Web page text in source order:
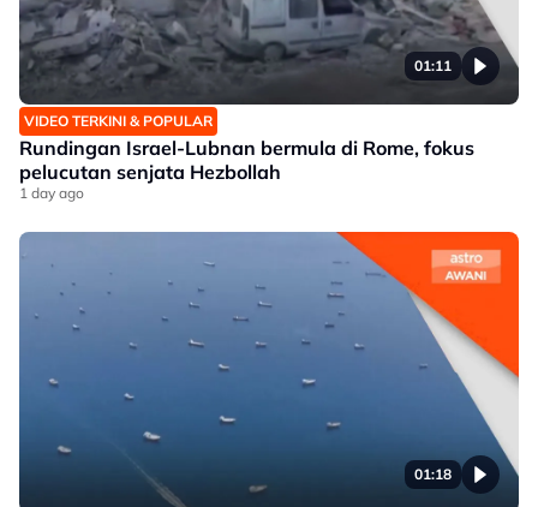
01:11
VIDEO TERKINI & POPULAR
Rundingan Israel-Lubnan bermula di Rome, fokus
pelucutan senjata Hezbollah
1 day ago
01:18